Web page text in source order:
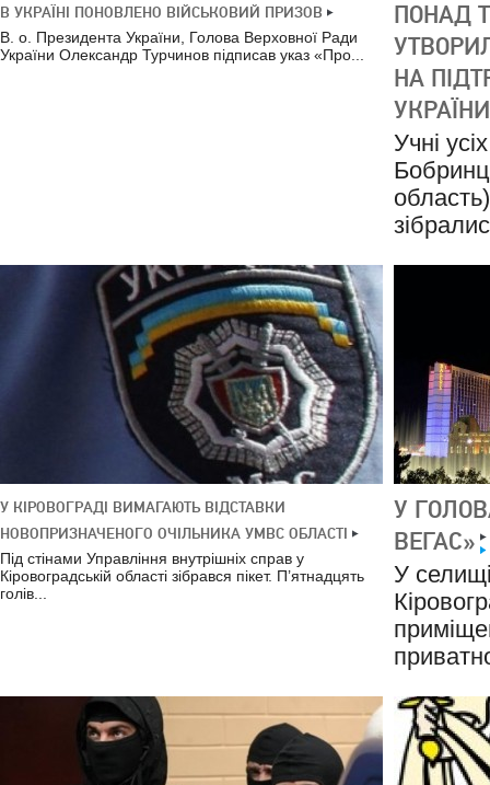
В УКРАЇНІ ПОНОВЛЕНО ВІЙСЬКОВИЙ ПРИЗОВ
В. о. Президента України, Голова Верховної Ради
України Олександр Турчинов підписав указ «Про...
ПОНАД
НА
УКРАЇНИ
Учні
У КІРОВОГРАДІ ВИМАГАЮТЬ ВІДСТАВКИ
НОВОПРИЗНАЧЕНОГО ОЧІЛЬНИКА УМВС ОБЛАСТІ
Під стінами Управління внутрішніх справ у
Кіровоградській області зібрався пікет. П’ятнадцять
голів...
У
ВЕГАС»
У